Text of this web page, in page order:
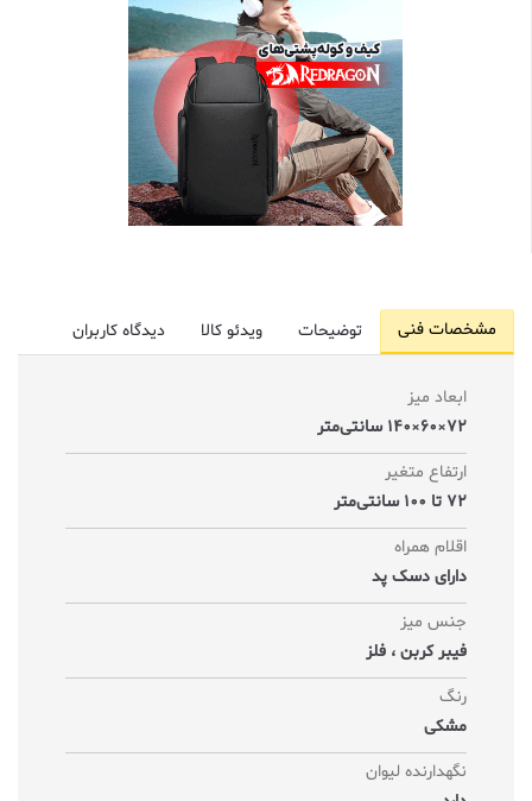
مشخصات فنی توضیحات ویدئو کالا دیدگاه کاربران
ابعاد میز
72×60×140 سانتی‌متر
ارتفاع متغیر
72 تا 100 سانتی‌متر
اقلام همراه
دارای دسک پد
جنس میز
فیبر کربن ، فلز
رنگ
مشکی
نگهدارنده لیوان